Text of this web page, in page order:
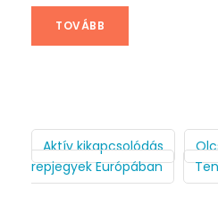
TOVÁBB
Aktív kikapcsolódás
repjegyek Európában